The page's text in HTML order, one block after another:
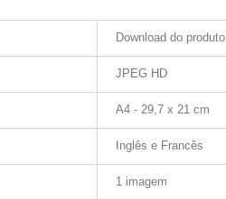
Download do produto
JPEG HD
A4 - 29,7 x 21 cm
Inglês e Francês
1 imagem